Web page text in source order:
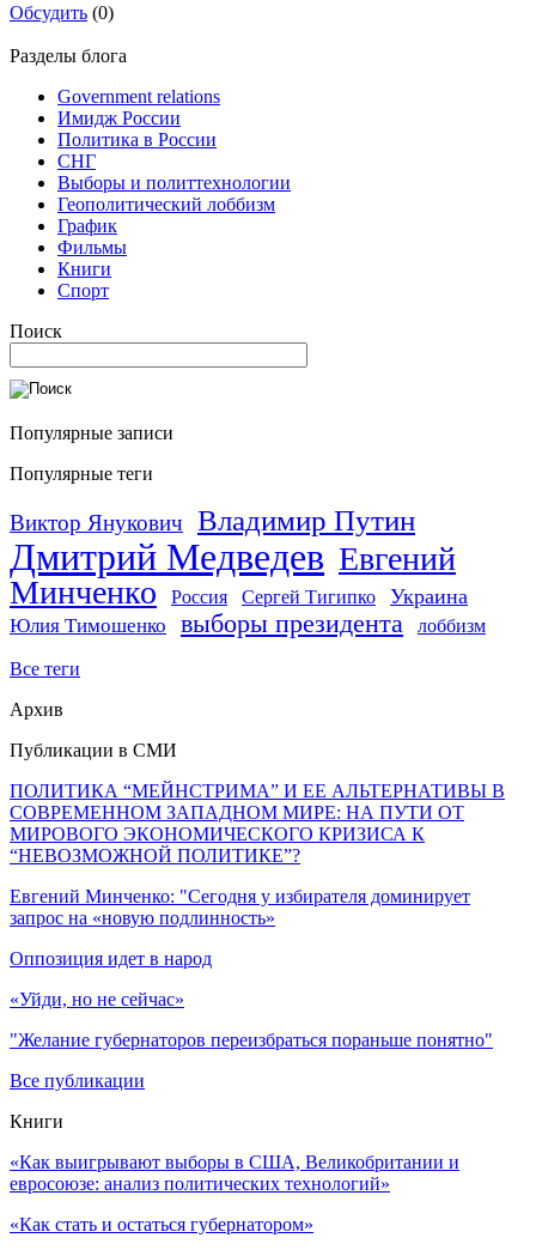
Обсудить (0)
Разделы блога
Government relations
Имидж России
Политика в России
СНГ
Выборы и политтехнологии
Геополитический лоббизм
График
Фильмы
Книги
Спорт
Поиск
Популярные записи
Популярные теги
Виктор Янукович Владимир Путин
Дмитрий Медведев Евгений
Минченко
Россия Сергей Тигипко Украина
Юлия Тимошенко выборы президента лоббизм
Все теги
Архив
Публикации в СМИ
ПОЛИТИКА “МЕЙНСТРИМА” И ЕЕ АЛЬТЕРНАТИВЫ В
СОВРЕМЕННОМ ЗАПАДНОМ МИРЕ: НА ПУТИ ОТ
МИРОВОГО ЭКОНОМИЧЕСКОГО КРИЗИСА К
“НЕВОЗМОЖНОЙ ПОЛИТИКЕ”?
Евгений Минченко: "Сегодня у избирателя доминирует
запрос на «новую подлинность»
Оппозиция идет в народ
«Уйди, но не сейчас»
"Желание губернаторов переизбраться пораньше понятно"
Все публикации
Книги
«Как выигрывают выборы в США, Великобритании и
евросоюзе: анализ политических технологий»
«Как стать и остаться губернатором»